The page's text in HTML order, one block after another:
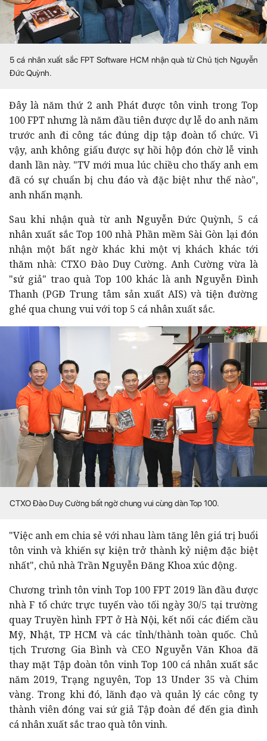
5 cá nhân xuất sắc FPT Software HCM nhận quà từ Chủ tịch Nguyễn
Đức Quỳnh.
Đây là năm thứ 2 anh Phát được tôn vinh trong Top
100 FPT nhưng là năm đầu tiên được dự lễ do anh năm
trước anh đi công tác đúng dịp tập đoàn tổ chức. Vì
vậy, anh không giấu được sự hồi hộp đón chờ lễ vinh
danh lần này. "TV mới mua lúc chiều cho thấy anh em
đã có sự chuẩn bị chu đáo và đặc biệt như thế nào",
anh nhấn mạnh.
Sau khi nhận quà từ anh Nguyễn Đức Quỳnh, 5 cá
nhân xuất sắc Top 100 nhà Phần mềm Sài Gòn lại đón
nhận một bất ngờ khác khi một vị khách khác tới
thăm nhà: CTXO Đào Duy Cường. Anh Cường vừa là
"sứ giả" trao quà Top 100 khác là anh Nguyễn Đình
Thanh (PGĐ Trung tâm sản xuất AIS) và tiện đường
ghé qua chung vui với top 5 cá nhân xuất sắc.
CTXO Đào Duy Cường bất ngờ chung vui cùng dàn Top 100.
"Việc anh em chia sẻ với nhau làm tăng lên giá trị buổi
tôn vinh và khiến sự kiện trở thành kỷ niệm đặc biệt
nhất", chủ nhà Trần Nguyễn Đăng Khoa xúc động.
Chương trình tôn vinh Top 100 FPT 2019 lần đầu được
nhà F tổ chức trực tuyến vào tối ngày 30/5 tại trường
quay Truyền hình FPT ở Hà Nội, kết nối các điểm cầu
Mỹ, Nhật, TP HCM và các tỉnh/thành toàn quốc. Chủ
tịch Trương Gia Bình và CEO Nguyễn Văn Khoa đã
thay mặt Tập đoàn tôn vinh Top 100 cá nhân xuất sắc
năm 2019, Trạng nguyên, Top 13 Under 35 và Chim
vàng. Trong khi đó, lãnh đạo và quản lý các công ty
thành viên đóng vai sứ giả Tập đoàn để đến gia đình
cá nhân xuất sắc trao quà tôn vinh.